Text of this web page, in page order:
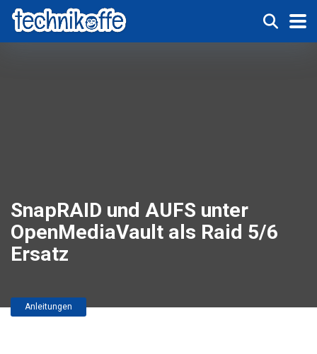
SnapRAID und AUFS unter
OpenMediaVault als Raid 5/6
Ersatz
Anleitungen